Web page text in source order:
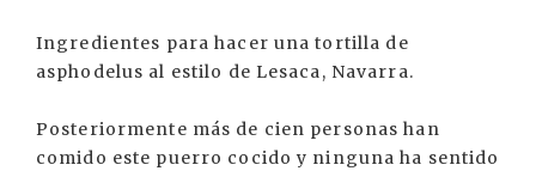
Ingredientes para hacer una tortilla de
asphodelus al estilo de Lesaca, Navarra.
Posteriormente más de cien personas han
comido este puerro cocido y ninguna ha sentido